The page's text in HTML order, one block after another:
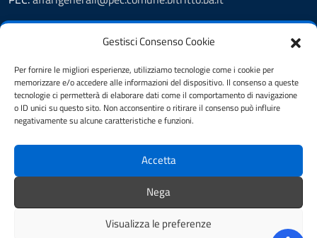
Gestisci Consenso Cookie
Per fornire le migliori esperienze, utilizziamo tecnologie come i cookie per
memorizzare e/o accedere alle informazioni del dispositivo. Il consenso a queste
tecnologie ci permetterà di elaborare dati come il comportamento di navigazione
o ID unici su questo sito. Non acconsentire o ritirare il consenso può influire
negativamente su alcune caratteristiche e funzioni.
Accetta
Nega
Visualizza le preferenze
Leggi le FAQ
Prenotazione appuntamento
Richiesta assistenza
Feedback
Albo pretorio
Amministrazione trasparente
Informativa privacy
Dichiarazione di accessibilità